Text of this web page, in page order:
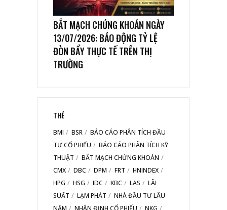
BẮT MẠCH CHỨNG KHOÁN NGÀY
13/07/2026: BÁO ĐỘNG TỶ LỆ
ĐÒN BẨY THỰC TẾ TRÊN THỊ
TRƯỜNG
THẺ
BMI BSR
BÁO CÁO PHÂN TÍCH ĐẦU
TƯ CỔ PHIẾU
BÁO CÁO PHÂN TÍCH KỸ
THUẬT
BẮT MẠCH CHỨNG KHOÁN
CMX
DBC DPM FRT
HNINDEX
HPG
HSG IDC KBC LAS
LÃI
SUẤT
LẠM PHÁT
NHÀ ĐẦU TƯ LÂU
NĂM
NHẬN ĐỊNH CỔ PHIẾU NKG